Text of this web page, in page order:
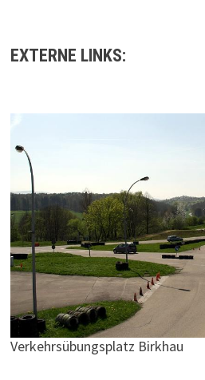
EXTERNE LINKS:
Verkehrsübungsplatz Birkhau